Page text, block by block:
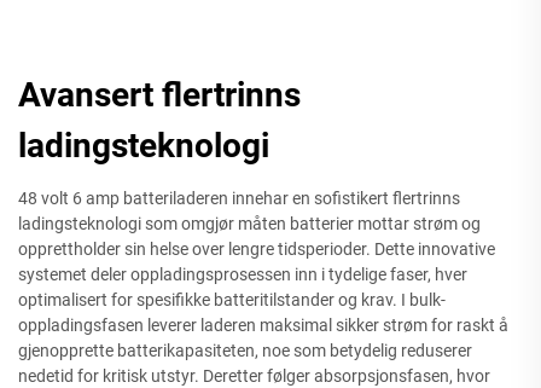
Avansert flertrinns
ladingsteknologi
48 volt 6 amp batteriladeren innehar en sofistikert flertrinns
ladingsteknologi som omgjør måten batterier mottar strøm og
opprettholder sin helse over lengre tidsperioder. Dette innovative
systemet deler oppladingsprosessen inn i tydelige faser, hver
optimalisert for spesifikke batteritilstander og krav. I bulk-
oppladingsfasen leverer laderen maksimal sikker strøm for raskt å
gjenopprette batterikapasiteten, noe som betydelig reduserer
nedetid for kritisk utstyr. Deretter følger absorpsjonsfasen, hvor